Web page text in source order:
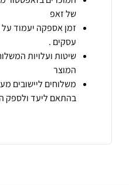
של זאפ
זמן אספקה יעמוד על מקס' 7 ימי עסקים
עסקים .
שיטות ועלויות
המוצר
משלוחים ליישובים
בהתאם ליעד ולספק